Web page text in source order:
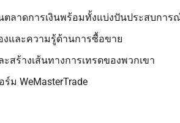
ลาดการเงินพร้อมทั้งแบ่งปันประสบการ
และความรู้ด้านการซื้อขาย
สร้างเส้นทางการเทรดของพวกเขา
ม WeMasterTrade